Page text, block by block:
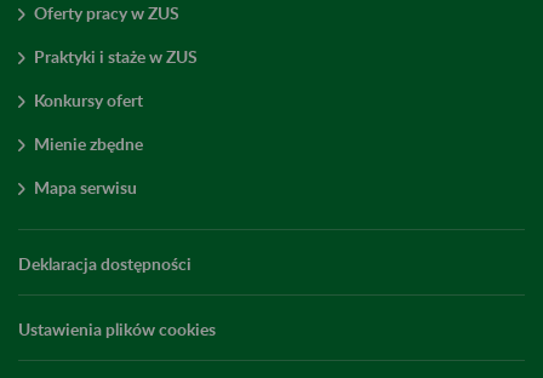
Oferty pracy w ZUS
Praktyki i staże w ZUS
Konkursy ofert
Mienie zbędne
Mapa serwisu
Deklaracja dostępności
Ustawienia plików cookies